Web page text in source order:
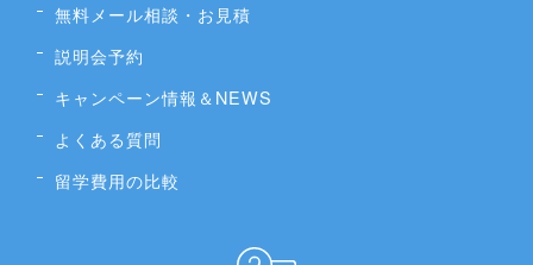
無料メール相談・お見積
説明会予約
キャンペーン情報＆NEWS
よくある質問
留学費用の比較